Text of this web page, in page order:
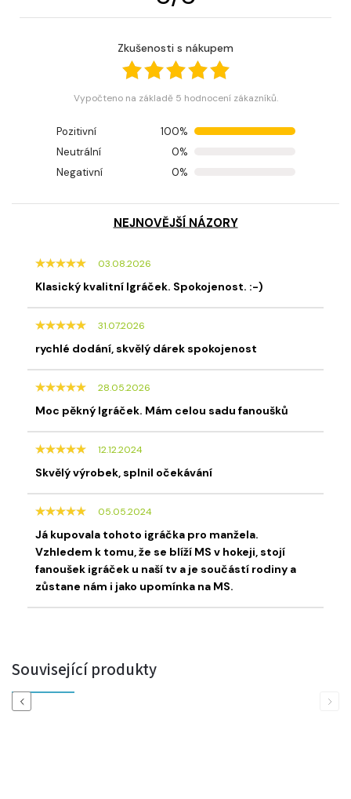
Zkušenosti s nákupem
Vypočteno na základě 5 hodnocení zákazníků.
Pozitivní
100%
Neutrální
0%
Negativní
0%
NEJNOVĚJŠÍ NÁZORY
03.08.2026
Klasický kvalitní Igráček. Spokojenost. :-)
31.07.2026
rychlé dodání, skvělý dárek spokojenost
28.05.2026
Moc pěkný Igráček. Mám celou sadu fanoušků
12.12.2024
Skvělý výrobek, splnil očekávání
05.05.2024
Já kupovala tohoto igráčka pro manžela.
Vzhledem k tomu, že se blíží MS v hokeji, stojí
fanoušek igráček u naší tv a je součástí rodiny a
zůstane nám i jako upomínka na MS.
Související produkty
Previous Next